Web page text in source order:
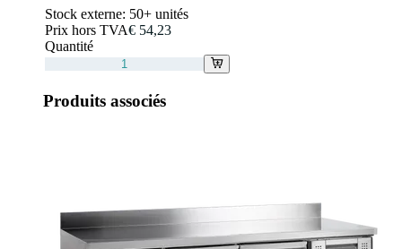
Stock externe: 50+ unités
Prix hors TVA€ 54,23
Quantité
Produits associés